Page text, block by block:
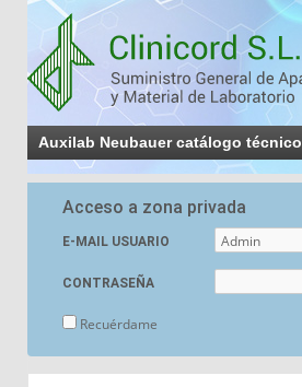
Auxilab Neubauer catálogo técnico
Acceso a zona privada
E-MAIL USUARIO
CONTRASEÑA
Recuérdame